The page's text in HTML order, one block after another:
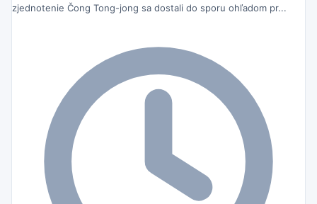
zjednotenie Čong Tong-jong sa dostali do sporu ohľadom pr...